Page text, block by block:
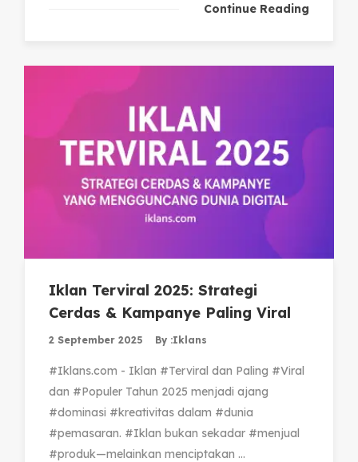
Continue Reading
Iklan Terviral 2025: Strategi
Cerdas & Kampanye Paling Viral
2 September 2025 By :Iklans
#Iklans.com - Iklan #Terviral dan Paling #Viral
dan #Populer Tahun 2025 menjadi ajang
#dominasi #kreativitas dalam #dunia
#pemasaran. #Iklan bukan sekadar #menjual
#produk—melainkan menciptakan ...